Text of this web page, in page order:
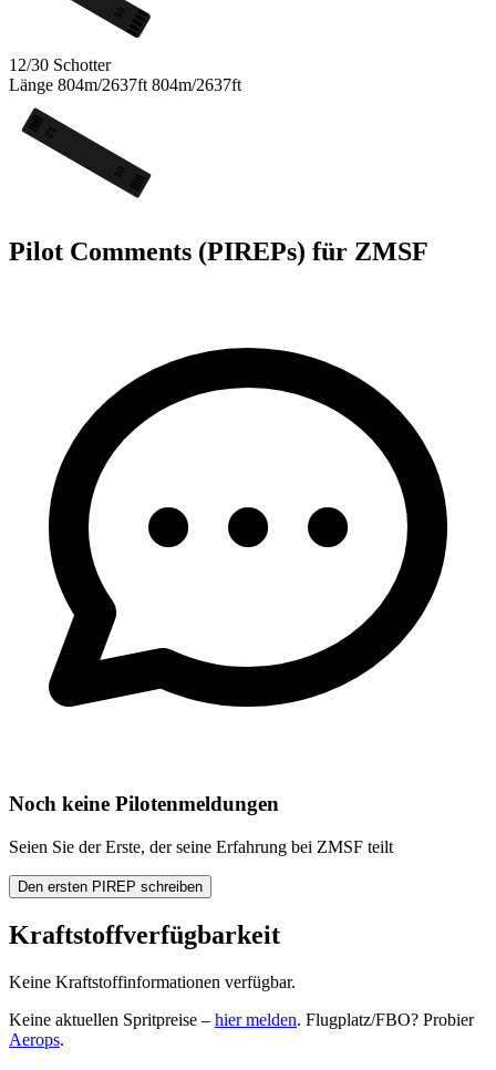
30
12/30 Schotter
Länge 804m/2637ft 804m/2637ft
30
12
Pilot Comments (PIREPs) für ZMSF
Noch keine Pilotenmeldungen
Seien Sie der Erste, der seine Erfahrung bei ZMSF teilt
Den ersten PIREP schreiben
Kraftstoffverfügbarkeit
Keine Kraftstoffinformationen verfügbar.
Keine aktuellen Spritpreise – hier melden. Flugplatz/FBO? Probier
Aerops.